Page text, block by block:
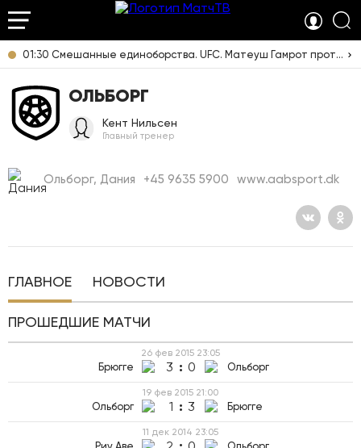
01:30 Смешанные единоборства. UFC. Матеуш Гамрот против Куиллана Салкиллда. Прямая трансляция из США
ОЛЬБОРГ
Кент Нильсен
Главный тренер
Ольборг, Дания +45 9635 5900 www.aabsport.dk
ГЛАВНОЕ НОВОСТИ
ПРОШЕДШИЕ МАТЧИ
26 фев 2015 23:05
Брюгге 3 : 0 Ольборг
19 фев 2015 21:00
Ольборг 1 : 3 Брюгге
11 дек 2014 23:05